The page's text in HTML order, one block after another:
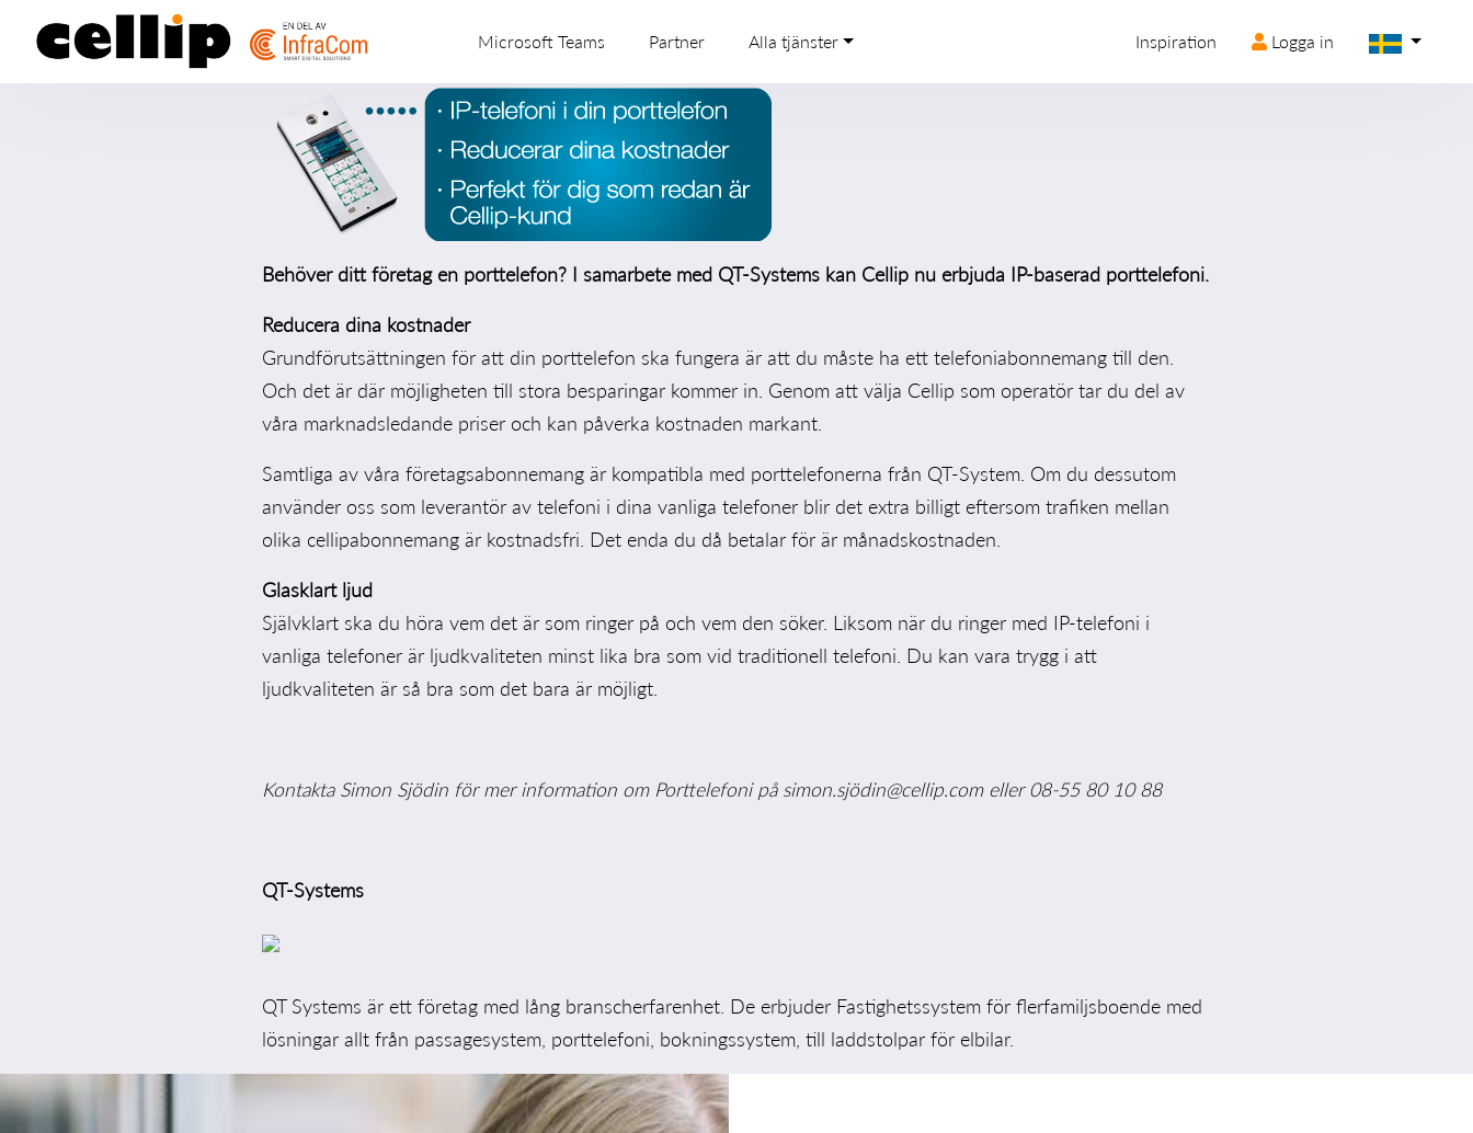
Microsoft Teams Partner Alla tjänster Inspiration Logga in
PORTTELEFONI
Behöver ditt företag en porttelefon? I samarbete med QT-Systems kan Cellip nu erbjuda IP-baserad porttelefoni.
Reducera dina kostnader
Grundförutsättningen för att din porttelefon ska fungera är att du måste ha ett telefoniabonnemang till den.
Och det är där möjligheten till stora besparingar kommer in. Genom att välja Cellip som operatör tar du del av
våra marknadsledande priser och kan påverka kostnaden markant.
Samtliga av våra företagsabonnemang är kompatibla med porttelefonerna från QT-System. Om du dessutom
använder oss som leverantör av telefoni i dina vanliga telefoner blir det extra billigt eftersom trafiken mellan
olika cellipabonnemang är kostnadsfri. Det enda du då betalar för är månadskostnaden.
Glasklart ljud
Självklart ska du höra vem det är som ringer på och vem den söker. Liksom när du ringer med IP-telefoni i
vanliga telefoner är ljudkvaliteten minst lika bra som vid traditionell telefoni. Du kan vara trygg i att
ljudkvaliteten är så bra som det bara är möjligt.
Kontakta Simon Sjödin för mer information om Porttelefoni på simon.sjödin@cellip.comeller 08-55 80 10 88
QT-Systems
QT Systems är ett företag med lång branscherfarenhet. De erbjuder Fastighetssystem för flerfamiljsboende med
lösningar allt från passagesystem, porttelefoni, bokningssystem, till laddstolpar för elbilar.